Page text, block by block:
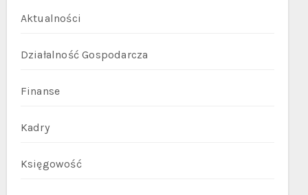
Aktualności
Działalność Gospodarcza
Finanse
Kadry
Księgowość